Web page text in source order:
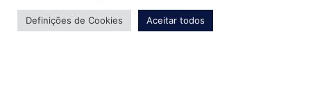
Definições de Cookies Aceitar todos
Por favor, indique as características do produto sobre